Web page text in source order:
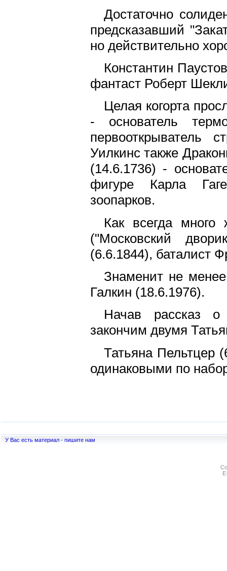
Достаточно
предсказавший
но действительно
Константин
фантаст Роберт
Целая когорта
- основатель
первооткрыватель
Уилкинс также
(14.6.1736) -
фигуре Карла
зоопарков.
Как всегда много
("Московский
(6.6.1844), баталист
Знаменит не
Галкин (18.6.1976).
Начав рассказ
закончим двумя
Татьяна Пельтцер
одинаковыми по
У Вас есть материал - пишите нам